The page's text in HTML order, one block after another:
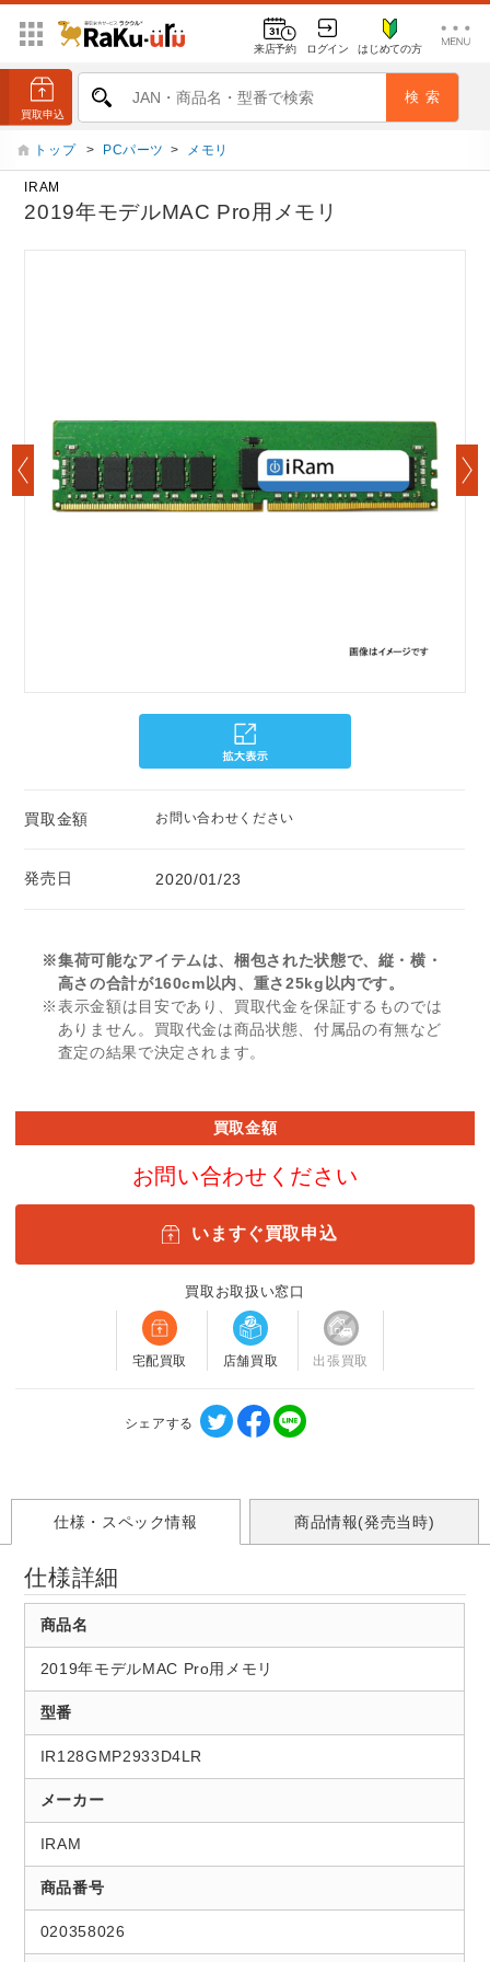
来店予約 ログイン はじめての方
トップ > PCパーツ > メモリ
IRAM
2019年モデルMAC Pro用メモリ
買取金額 お問い合わせください
発売日 2020/01/23
※集荷可能なアイテムは、梱包された状態で、縦・横・
高さの合計が160cm以内、重さ25kg以内です。
※表示金額は目安であり、買取代金を保証するものでは
ありません。買取代金は商品状態、付属品の有無など
査定の結果で決定されます。
買取金額
お問い合わせください
いますぐ買取申込
買取お取扱い窓口
宅配買取 店舗買取 出張買取
シェアする
仕様・スペック情報 商品情報(発売当時)
仕様詳細
商品名
2019年モデルMAC Pro用メモリ
型番
IR128GMP2933D4LR
メーカー
IRAM
商品番号
020358026